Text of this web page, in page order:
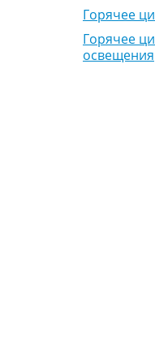
Горячее
Горячее
освещения